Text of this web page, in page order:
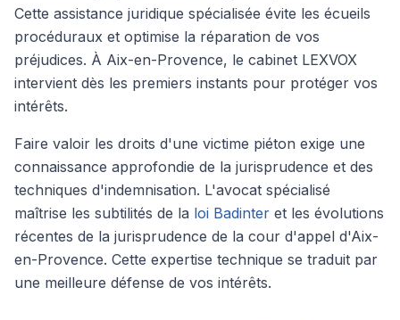
Cette assistance juridique spécialisée évite les écueils
procéduraux et optimise la réparation de vos
préjudices. À Aix-en-Provence, le cabinet LEXVOX
intervient dès les premiers instants pour protéger vos
intérêts.
Faire valoir les droits d'une victime piéton exige une
connaissance approfondie de la jurisprudence et des
techniques d'indemnisation. L'avocat spécialisé
maîtrise les subtilités de la loi Badinter et les évolutions
récentes de la jurisprudence de la cour d'appel d'Aix-
en-Provence. Cette expertise technique se traduit par
une meilleure défense de vos intérêts.